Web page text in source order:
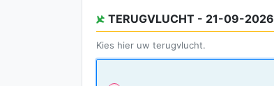
TERUGVLUCHT - 21-09-2026
Kies hier uw terugvlucht.